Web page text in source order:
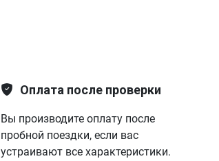
Оплата после проверки
Вы производите оплату после
пробной поездки, если вас
устраивают все характеристики.